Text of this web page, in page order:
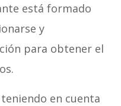
está formado
y
para obtener el
teniendo en cuenta